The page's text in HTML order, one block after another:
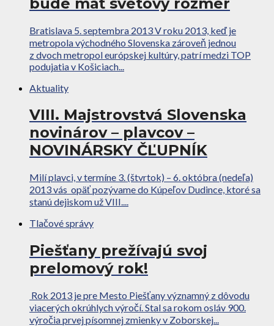
Bratislava 5. septembra 2013 V roku 2013, keď je
metropola východného Slovenska zároveň jednou
z dvoch metropol európskej kultúry, patrí medzi TOP
podujatia v Košiciach...
Aktuality
VIII. Majstrovstvá Slovenska
novinárov – plavcov –
NOVINÁRSKY ČĽUPNÍK
Milí plavci, v termíne 3. (štvrtok) – 6. októbra (nedeľa)
2013 vás opäť pozývame do Kúpeľov Dudince, ktoré sa
stanú dejiskom už VIII....
Tlačové správy
Piešťany prežívajú svoj
prelomový rok!
Rok 2013 je pre Mesto Piešťany významný z dôvodu
viacerých okrúhlych výročí. Stal sa rokom osláv 900.
výročia prvej písomnej zmienky v Zoborskej...